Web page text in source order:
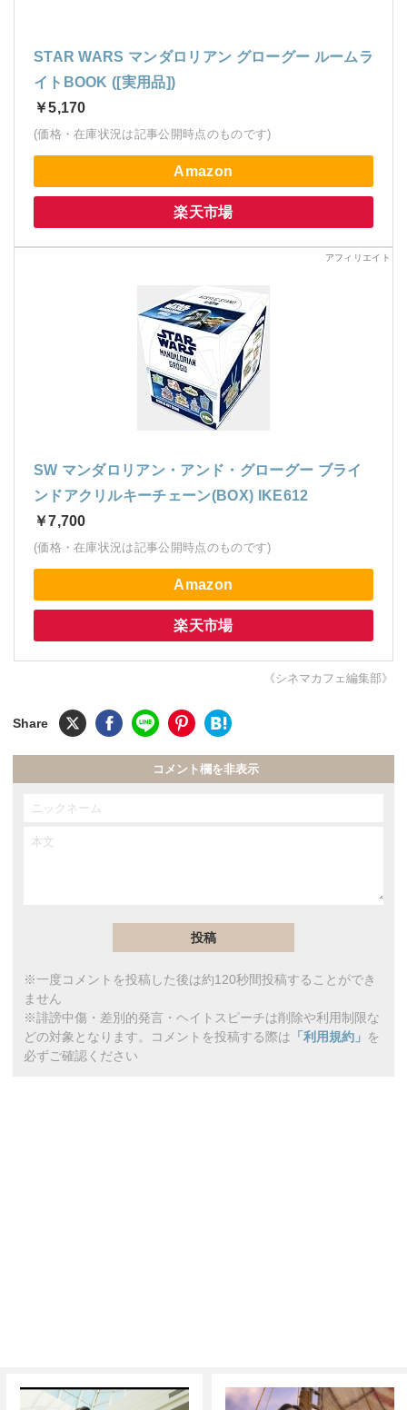
STAR WARS マンダロリアン グローグー ルームラ
イトBOOK ([実用品])
￥5,170
(価格・在庫状況は記事公開時点のものです)
Amazon
楽天市場
SW マンダロリアン・アンド・グローグー ブライ
ンドアクリルキーチェーン(BOX) IKE612
￥7,700
(価格・在庫状況は記事公開時点のものです)
Amazon
楽天市場
《シネマカフェ編集部》
コメント欄を非表示
※一度コメントを投稿した後は約120秒間投稿することができ
ません
※誹謗中傷・差別的発言・ヘイトスピーチは削除や利用制限な
どの対象となります。コメントを投稿する際は 「利用規約」 を
必ずご確認ください